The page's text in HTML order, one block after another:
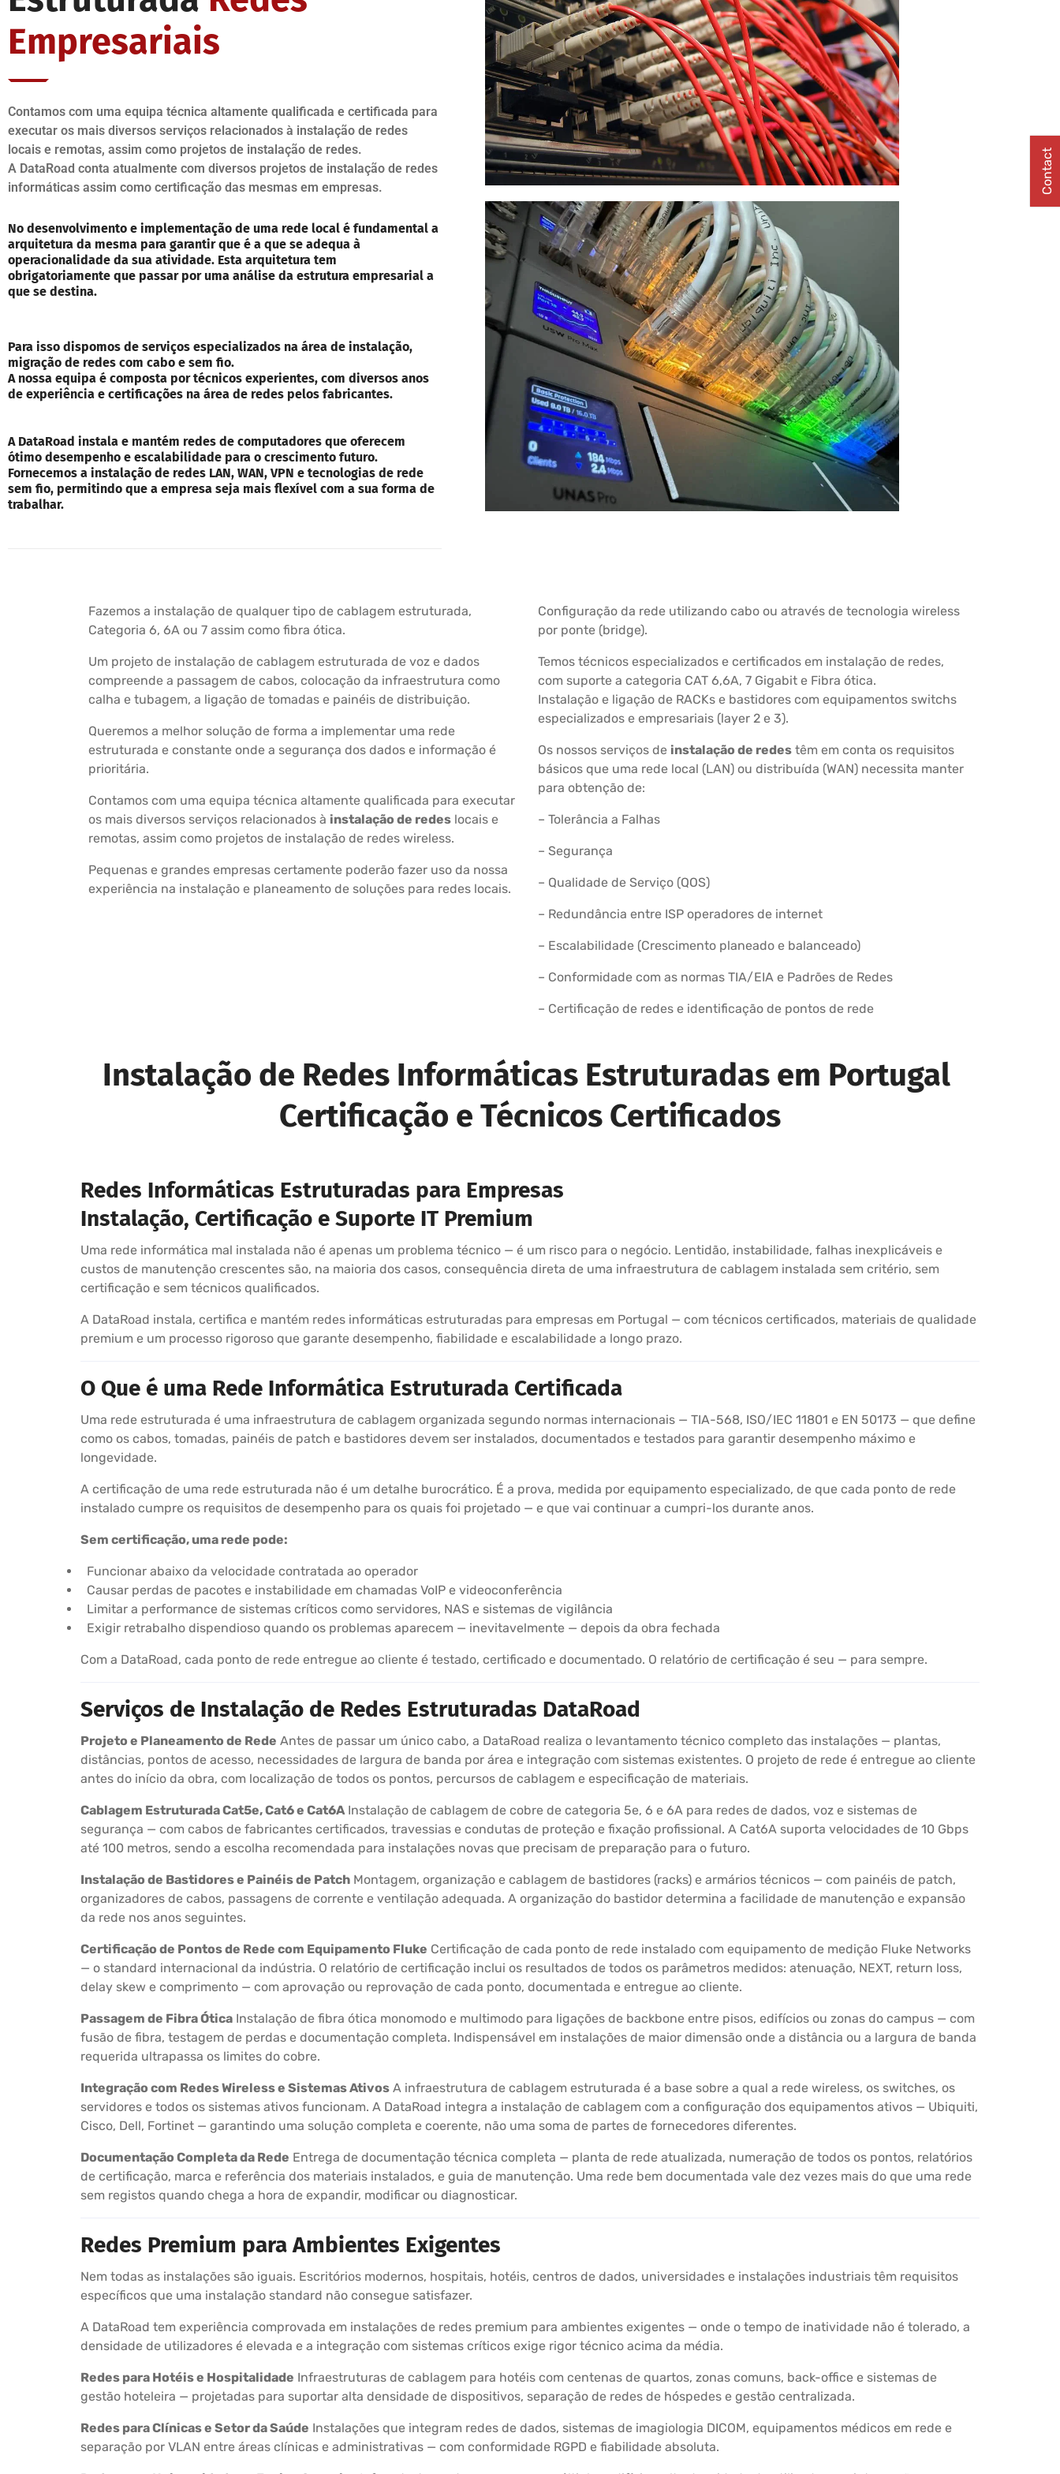
Empresariais
Contamos com uma equipa técnica altamente qualificada e certificada para
executar os mais diversos serviços relacionados à instalação de redes
locais e remotas, assim como projetos de instalação de redes.
A DataRoad conta atualmente com diversos projetos de instalação de redes
informáticas assim como certificação das mesmas em empresas.
No desenvolvimento e implementação de uma rede local é fundamental a
arquitetura da mesma para garantir que é a que se adequa à
operacionalidade da sua atividade. Esta arquitetura tem
obrigatoriamente que passar por uma análise da estrutura empresarial a
que se destina.
Para isso dispomos de serviços especializados na área de instalação,
migração de redes com cabo e sem fio.
A nossa equipa é composta por técnicos experientes, com diversos anos
de experiência e certificações na área de redes pelos fabricantes.
A DataRoad instala e mantém redes de computadores que oferecem
ótimo desempenho e escalabilidade para o crescimento futuro.
Fornecemos a instalação de redes LAN, WAN, VPN e tecnologias de rede
sem fio, permitindo que a empresa seja mais flexível com a sua forma de
trabalhar.
Fazemos a instalação de qualquer tipo de cablagem estruturada,
Categoria 6, 6A ou 7 assim como fibra ótica.
Um projeto de instalação de cablagem estruturada de voz e dados
compreende a passagem de cabos, colocação da infraestrutura como
calha e tubagem, a ligação de tomadas e painéis de distribuição.
Queremos a melhor solução de forma a implementar uma rede
estruturada e constante onde a segurança dos dados e informação é
prioritária.
Contamos com uma equipa técnica altamente qualificada para executar
os mais diversos serviços relacionados à instalação de redes locais e
remotas, assim como projetos de instalação de redes wireless.
Pequenas e grandes empresas certamente poderão fazer uso da nossa
experiência na instalação e planeamento de soluções para redes locais.
Configuração da rede utilizando cabo ou através de tecnologia wireless
por ponte (bridge).
Temos técnicos especializados e certificados em instalação de redes,
com suporte a categoria CAT 6,6A, 7 Gigabit e Fibra ótica.
Instalação e ligação de RACKs e bastidores com equipamentos switchs
especializados e empresariais (layer 2 e 3).
Os nossos serviços de instalação de redes têm em conta os requisitos
básicos que uma rede local (LAN) ou distribuída (WAN) necessita manter
para obtenção de:
– Tolerância a Falhas
– Segurança
– Qualidade de Serviço (QOS)
– Redundância entre ISP operadores de internet
– Escalabilidade (Crescimento planeado e balanceado)
– Conformidade com as normas TIA/EIA e Padrões de Redes
– Certificação de redes e identificação de pontos de rede
Instalação de Redes Informáticas Estruturadas em Portugal
Certificação e Técnicos Certificados
Redes Informáticas Estruturadas para Empresas
Instalação, Certificação e Suporte IT Premium
Uma rede informática mal instalada não é apenas um problema técnico — é um risco para o negócio. Lentidão, instabilidade, falhas inexplicáveis e
custos de manutenção crescentes são, na maioria dos casos, consequência direta de uma infraestrutura de cablagem instalada sem critério, sem
certificação e sem técnicos qualificados.
A DataRoad instala, certifica e mantém redes informáticas estruturadas para empresas em Portugal — com técnicos certificados, materiais de qualidade
premium e um processo rigoroso que garante desempenho, fiabilidade e escalabilidade a longo prazo.
O Que é uma Rede Informática Estruturada Certificada
Uma rede estruturada é uma infraestrutura de cablagem organizada segundo normas internacionais — TIA-568, ISO/IEC 11801 e EN 50173 — que define
como os cabos, tomadas, painéis de patch e bastidores devem ser instalados, documentados e testados para garantir desempenho máximo e
longevidade.
A certificação de uma rede estruturada não é um detalhe burocrático. É a prova, medida por equipamento especializado, de que cada ponto de rede
instalado cumpre os requisitos de desempenho para os quais foi projetado — e que vai continuar a cumpri-los durante anos.
Sem certificação, uma rede pode:
Funcionar abaixo da velocidade contratada ao operador
Causar perdas de pacotes e instabilidade em chamadas VoIP e videoconferência
Limitar a performance de sistemas críticos como servidores, NAS e sistemas de vigilância
Exigir retrabalho dispendioso quando os problemas aparecem — inevitavelmente — depois da obra fechada
Com a DataRoad, cada ponto de rede entregue ao cliente é testado, certificado e documentado. O relatório de certificação é seu — para sempre.
Serviços de Instalação de Redes Estruturadas DataRoad
Projeto e Planeamento de Rede Antes de passar um único cabo, a DataRoad realiza o levantamento técnico completo das instalações — plantas,
distâncias, pontos de acesso, necessidades de largura de banda por área e integração com sistemas existentes. O projeto de rede é entregue ao cliente
antes do início da obra, com localização de todos os pontos, percursos de cablagem e especificação de materiais.
Cablagem Estruturada Cat5e, Cat6 e Cat6A Instalação de cablagem de cobre de categoria 5e, 6 e 6A para redes de dados, voz e sistemas de
segurança — com cabos de fabricantes certificados, travessias e condutas de proteção e fixação profissional. A Cat6A suporta velocidades de 10 Gbps
até 100 metros, sendo a escolha recomendada para instalações novas que precisam de preparação para o futuro.
Instalação de Bastidores e Painéis de Patch Montagem, organização e cablagem de bastidores (racks) e armários técnicos — com painéis de patch,
organizadores de cabos, passagens de corrente e ventilação adequada. A organização do bastidor determina a facilidade de manutenção e expansão
da rede nos anos seguintes.
Certificação de Pontos de Rede com Equipamento Fluke Certificação de cada ponto de rede instalado com equipamento de medição Fluke Networks
— o standard internacional da indústria. O relatório de certificação inclui os resultados de todos os parâmetros medidos: atenuação, NEXT, return loss,
delay skew e comprimento — com aprovação ou reprovação de cada ponto, documentada e entregue ao cliente.
Passagem de Fibra Ótica Instalação de fibra ótica monomodo e multimodo para ligações de backbone entre pisos, edifícios ou zonas do campus — com
fusão de fibra, testagem de perdas e documentação completa. Indispensável em instalações de maior dimensão onde a distância ou a largura de banda
requerida ultrapassa os limites do cobre.
Integração com Redes Wireless e Sistemas Ativos A infraestrutura de cablagem estruturada é a base sobre a qual a rede wireless, os switches, os
servidores e todos os sistemas ativos funcionam. A DataRoad integra a instalação de cablagem com a configuração dos equipamentos ativos — Ubiquiti,
Cisco, Dell, Fortinet — garantindo uma solução completa e coerente, não uma soma de partes de fornecedores diferentes.
Documentação Completa da Rede Entrega de documentação técnica completa — planta de rede atualizada, numeração de todos os pontos, relatórios
de certificação, marca e referência dos materiais instalados, e guia de manutenção. Uma rede bem documentada vale dez vezes mais do que uma rede
sem registos quando chega a hora de expandir, modificar ou diagnosticar.
Redes Premium para Ambientes Exigentes
Nem todas as instalações são iguais. Escritórios modernos, hospitais, hotéis, centros de dados, universidades e instalações industriais têm requisitos
específicos que uma instalação standard não consegue satisfazer.
A DataRoad tem experiência comprovada em instalações de redes premium para ambientes exigentes — onde o tempo de inatividade não é tolerado, a
densidade de utilizadores é elevada e a integração com sistemas críticos exige rigor técnico acima da média.
Redes para Hotéis e Hospitalidade Infraestruturas de cablagem para hotéis com centenas de quartos, zonas comuns, back-office e sistemas de
gestão hoteleira — projetadas para suportar alta densidade de dispositivos, separação de redes de hóspedes e gestão centralizada.
Redes para Clínicas e Setor da Saúde Instalações que integram redes de dados, sistemas de imagiologia DICOM, equipamentos médicos em rede e
separação por VLAN entre áreas clínicas e administrativas — com conformidade RGPD e fiabilidade absoluta.
Contact